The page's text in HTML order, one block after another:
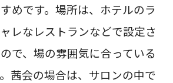
めです。場所は、ホテルのラ
レなレストランなどで設定さ
で、場の雰囲気に合っている
茜会の場合は、サロンの中で